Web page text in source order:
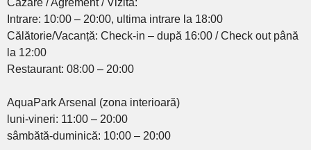
Intrare: 10:00 – 20:00, ultima intrare la 18:00
Călătorie/Vacanță: Check-in – după 16:00 / Check out până
la 12:00
Restaurant: 08:00 – 20:00
AquaPark Arsenal (zona interioară)
luni-vineri: 11:00 – 20:00
sâmbătă-duminică: 10:00 – 20:00